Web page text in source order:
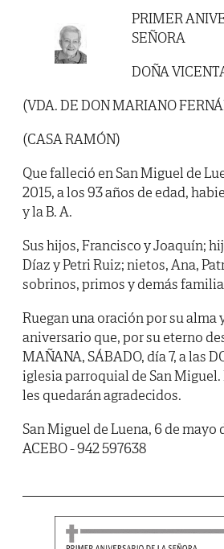
PRIMER
SEÑORA
DOÑA
(VDA. DE DON MARIANO
(CASA RAMÓN)
Que falleció en San Miguel de
2015, a los 93 años de edad,
y la B. A.
Sus hijos, Francisco y Joaquín;
Díaz y Petri Ruiz; nietos, Ana,
sobrinos, primos y demás
Ruegan una oración por su alma
aniversario que, por su eterno
MAÑANA, SÁBADO, día 7, a las
iglesia parroquial de San Miguel.
les quedarán agradecidos.
San Miguel de Luena, 6 de mayo
ACEBO - 942 597638